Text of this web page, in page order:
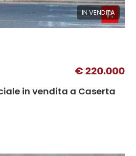
IN VENDITA
€ 220.000
in vendita a Caserta